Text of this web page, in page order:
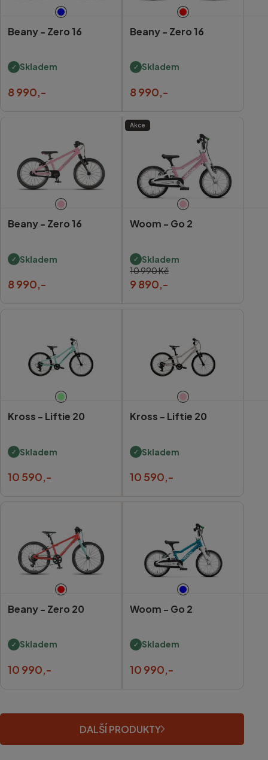
Beany - Zero 16
Skladem
8 990,-
Beany - Zero 16
Skladem
8 990,-
Beany - Zero 16
Skladem
8 990,-
Akce
Woom - Go 2
Skladem
10 990 Kč
9 890,-
Kross - Liftie 20
Skladem
10 590,-
Kross - Liftie 20
Skladem
10 590,-
Beany - Zero 20
Skladem
10 990,-
Woom - Go 2
Skladem
10 990,-
DALŠÍ PRODUKTY